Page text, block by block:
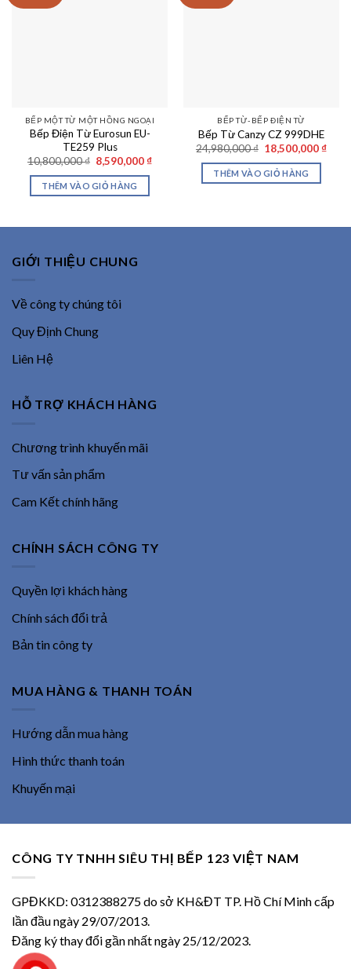
BẾP MỘT TỪ MỘT HỒNG NGOẠI
Bếp Điện Từ Eurosun EU-
TE259 Plus
10,800,000₫ Giá
gốc
là:
10,800,000 ₫.
8,590,000 ₫Giá
THÊM VÀO GIỎ HÀNG
BẾP TỪ-BẾP ĐIỆN TỪ
Bếp Từ Canzy CZ 999DHE
24,980,000₫ Giá
gốc
là:
24,980,000 ₫.
18,500,000 ₫Giá
THÊM VÀO GIỎ HÀNG
GIỚI THIỆU CHUNG
Về công ty chúng tôi
Quy Định Chung
Liên Hệ
HỖ TRỢ KHÁCH HÀNG
Chương trình khuyến mãi
Tư vấn sản phẩm
Cam Kết chính hãng
CHÍNH SÁCH CÔNG TY
Quyền lợi khách hàng
Chính sách đổi trả
Bản tin công ty
MUA HÀNG & THANH TOÁN
Hướng dẫn mua hàng
Hình thức thanh toán
Khuyến mại
CÔNG TY TNHH SIÊU THỊ BẾP 123 VIỆT NAM
GPĐKKD: 0312388275 do sở KH&ĐT TP. Hồ Chí Minh cấp
lần đầu ngày 29/07/2013.
Đăng ký thay đổi gần nhất ngày 25/12/2023.